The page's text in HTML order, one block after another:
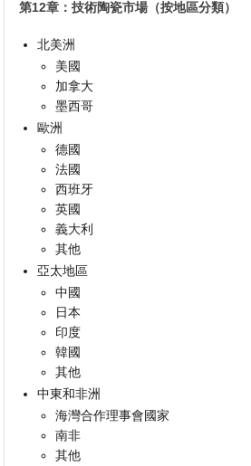
第12章：技術陶瓷市場（按地區分類）
北美洲
美國
加拿大
墨西哥
歐洲
德國
法國
西班牙
英國
義大利
其他
亞太地區
中國
日本
印度
韓國
其他
中東和非洲
海灣合作理事會國家
南非
其他